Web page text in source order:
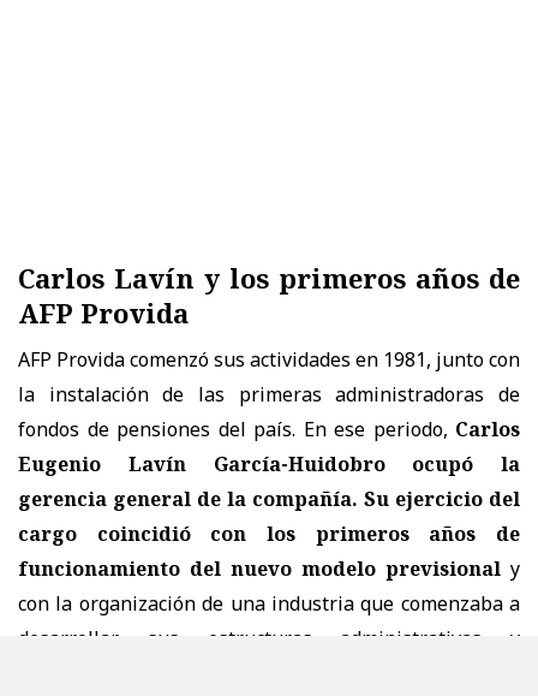
Carlos Lavín y los primeros años de
AFP Provida
AFP Provida comenzó sus actividades en 1981, junto con
la instalación de las primeras administradoras de
fondos de pensiones del país. En ese periodo, Carlos
Eugenio Lavín García-Huidobro ocupó la
gerencia general de la compañía. Su ejercicio del
cargo coincidió con los primeros años de
funcionamiento del nuevo modelo previsional y
con la organización de una industria que comenzaba a
desarrollar sus estructuras administrativas y